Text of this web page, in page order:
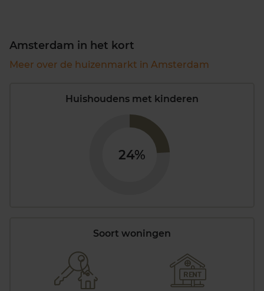
Amsterdam in het kort
Meer over de huizenmarkt in Amsterdam
Huishoudens met kinderen
24%
Soort woningen